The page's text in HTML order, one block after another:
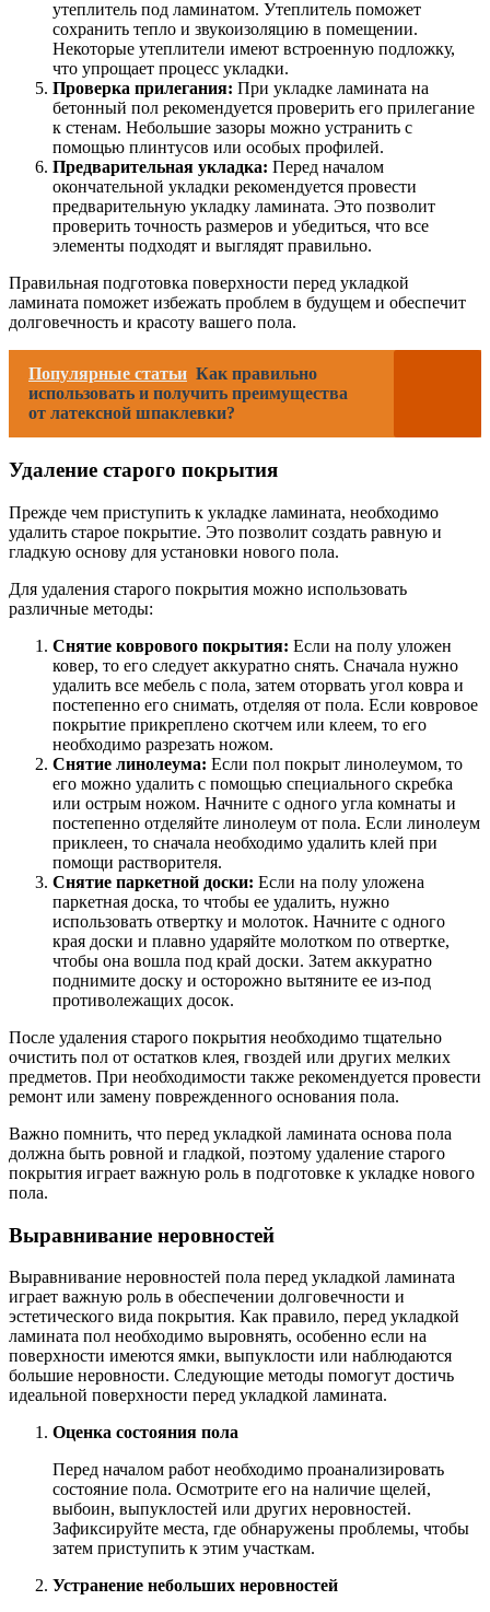
утеплитель под ламинатом. Утеплитель поможет
сохранить тепло и звукоизоляцию в помещении.
Некоторые утеплители имеют встроенную подложку,
что упрощает процесс укладки.
Проверка прилегания: При укладке ламината на
бетонный пол рекомендуется проверить его прилегание
к стенам. Небольшие зазоры можно устранить с
помощью плинтусов или особых профилей.
Предварительная укладка: Перед началом
окончательной укладки рекомендуется провести
предварительную укладку ламината. Это позволит
проверить точность размеров и убедиться, что все
элементы подходят и выглядят правильно.
Правильная подготовка поверхности перед укладкой
ламината поможет избежать проблем в будущем и обеспечит
долговечность и красоту вашего пола.
Популярные статьи Как правильно
использовать и получить преимущества
от латексной шпаклевки?
Удаление старого покрытия
Прежде чем приступить к укладке ламината, необходимо
удалить старое покрытие. Это позволит создать равную и
гладкую основу для установки нового пола.
Для удаления старого покрытия можно использовать
различные методы:
Снятие коврового покрытия: Если на полу уложен
ковер, то его следует аккуратно снять. Сначала нужно
удалить все мебель с пола, затем оторвать угол ковра и
постепенно его снимать, отделяя от пола. Если ковровое
покрытие прикреплено скотчем или клеем, то его
необходимо разрезать ножом.
Снятие линолеума: Если пол покрыт линолеумом, то
его можно удалить с помощью специального скребка
или острым ножом. Начните с одного угла комнаты и
постепенно отделяйте линолеум от пола. Если линолеум
приклеен, то сначала необходимо удалить клей при
помощи растворителя.
Снятие паркетной доски: Если на полу уложена
паркетная доска, то чтобы ее удалить, нужно
использовать отвертку и молоток. Начните с одного
края доски и плавно ударяйте молотком по отвертке,
чтобы она вошла под край доски. Затем аккуратно
поднимите доску и осторожно вытяните ее из-под
противолежащих досок.
После удаления старого покрытия необходимо тщательно
очистить пол от остатков клея, гвоздей или других мелких
предметов. При необходимости также рекомендуется провести
ремонт или замену поврежденного основания пола.
Важно помнить, что перед укладкой ламината основа пола
должна быть ровной и гладкой, поэтому удаление старого
покрытия играет важную роль в подготовке к укладке нового
пола.
Выравнивание неровностей
Выравнивание неровностей пола перед укладкой ламината
играет важную роль в обеспечении долговечности и
эстетического вида покрытия. Как правило, перед укладкой
ламината пол необходимо выровнять, особенно если на
поверхности имеются ямки, выпуклости или наблюдаются
большие неровности. Следующие методы помогут достичь
идеальной поверхности перед укладкой ламината.
Оценка состояния пола
Перед началом работ необходимо проанализировать
состояние пола. Осмотрите его на наличие щелей,
выбоин, выпуклостей или других неровностей.
Зафиксируйте места, где обнаружены проблемы, чтобы
затем приступить к этим участкам.
Устранение небольших неровностей